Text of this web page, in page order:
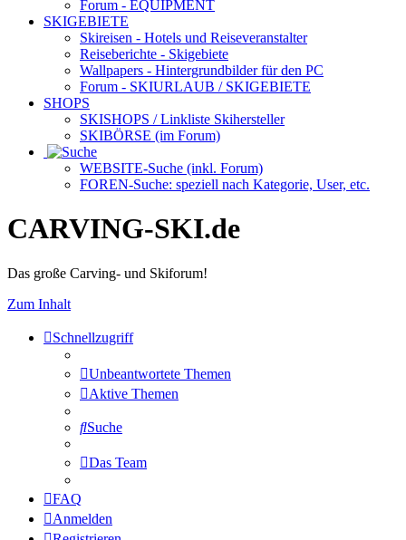
Forum - EQUIPMENT
SKIGEBIETE
Skireisen - Hotels und Reiseveranstalter
Reiseberichte - Skigebiete
Wallpapers - Hintergrundbilder für den PC
Forum - SKIURLAUB / SKIGEBIETE
SHOPS
SKISHOPS / Linkliste Skihersteller
SKIBÖRSE (im Forum)
WEBSITE-Suche (inkl. Forum)
FOREN-Suche: speziell nach Kategorie, User, etc.
CARVING-SKI.de
Das große Carving- und Skiforum!
Zum Inhalt
Schnellzugriff
Unbeantwortete Themen
Aktive Themen
Suche
Das Team
FAQ
Anmelden